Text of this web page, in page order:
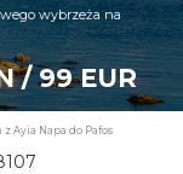
wybrzeża na
/ 99 EUR
Ayia Napa do Pafos